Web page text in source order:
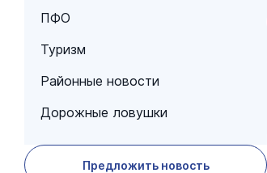
ПФО
Туризм
Районные новости
Дорожные ловушки
Предложить новость